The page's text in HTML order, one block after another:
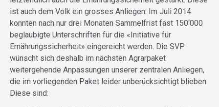
ist auch dem Volk ein grosses Anliegen: Im Juli 2014
konnten nach nur drei Monaten Sammelfrist fast 150‘000
beglaubigte Unterschriften für die «Initiative für
Ernährungssicherheit» eingereicht werden. Die SVP
wünscht sich deshalb im nächsten Agrarpaket
weitergehende Anpassungen unserer zentralen Anliegen,
die im vorliegenden Paket leider unberücksichtigt blieben.
Diese sind: